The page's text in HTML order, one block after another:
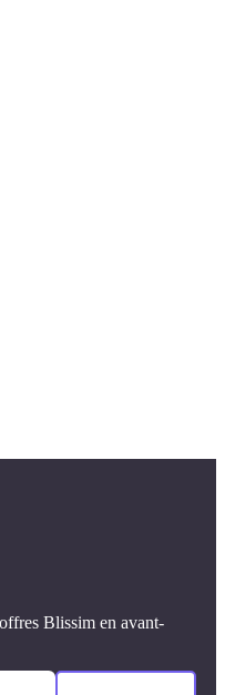
Blissim en avant-